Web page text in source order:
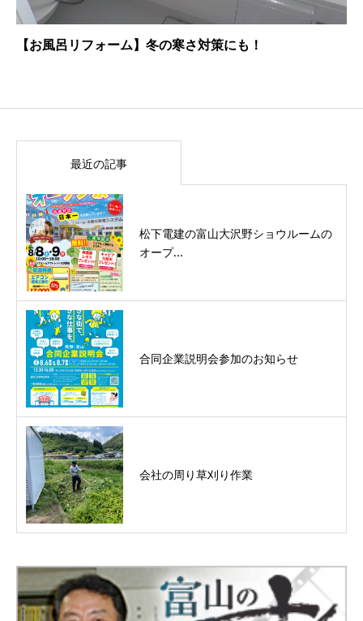
【お風呂リフォーム】冬の寒さ対策にも！
最近の記事
松下電建の富山大沢野ショウルームの
オープ...
合同企業説明会参加のお知らせ
会社の周り草刈り作業